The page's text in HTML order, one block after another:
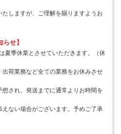
しますが、ご理解を賜りますようお
せ】
夏季休業とさせていただきます。（休
荷業務など全ての業務をお休みさせ
され、発送までに通常よりお時間を
ない場合がございます。予めご了承